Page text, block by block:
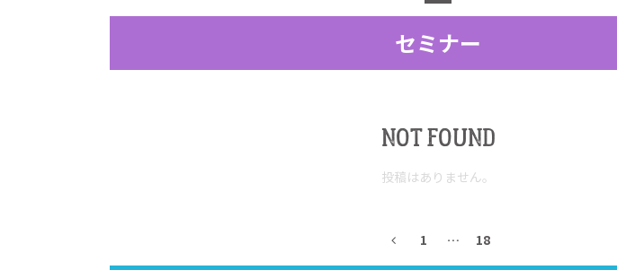
セミナー
NOT FOUND
投稿はありません。
1 … 18